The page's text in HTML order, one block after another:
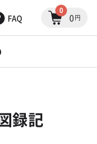
FAQ
0
0 円
録記